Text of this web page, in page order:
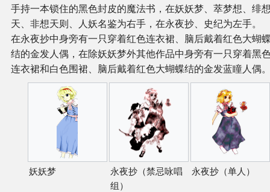
手持一本锁住的黑色封皮的魔法书，在妖妖梦、萃梦想、绯
天、非想天则、人妖名鉴为右手，在永夜抄、史纪为左手。
在永夜抄中身旁有一只穿着红色连衣裙、脑后戴着红色大蝴
结的金发人偶，在除妖妖梦外其他作品中身旁有一只穿着黑
连衣裙和白色围裙、脑后戴着红色大蝴蝶结的金发蓝瞳人偶
妖妖梦
永夜抄（禁忌咏唱
组）
永夜抄（单人）